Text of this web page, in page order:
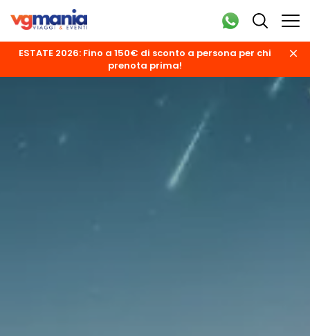
ESTATE 2026: Fino a 150€ di sconto a persona per chi
prenota prima!